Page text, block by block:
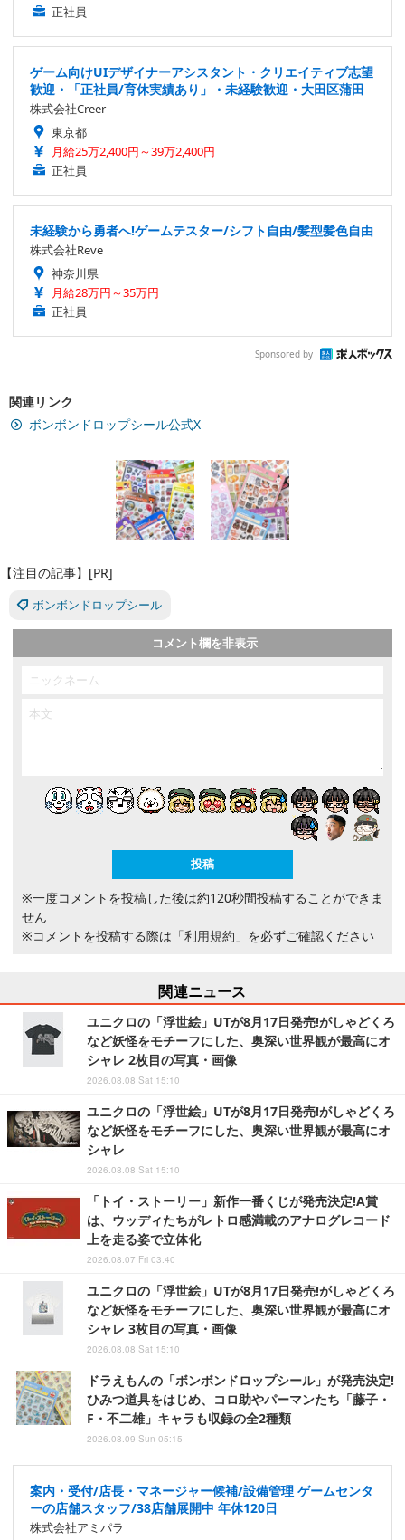
正社員
ゲーム向けUIデザイナーアシスタント・クリエイティブ志望
歓迎・「正社員/育休実績あり」・未経験歓迎・大田区蒲田
株式会社Creer
東京都
月給25万2,400円～39万2,400円
正社員
未経験から勇者へ!ゲームテスター/シフト自由/髪型髪色自由
株式会社Reve
神奈川県
月給28万円～35万円
正社員
Sponsored by
関連リンク
ボンボンドロップシール公式X
【注目の記事】[PR]
ボンボンドロップシール
コメント欄を非表示
※一度コメントを投稿した後は約120秒間投稿することができま
せん
※コメントを投稿する際は 「利用規約」 を必ずご確認ください
関連ニュース
ユニクロの「浮世絵」UTが8月17日発売!がしゃどくろ
など妖怪をモチーフにした、奥深い世界観が最高にオ
シャレ 2枚目の写真・画像
2026.08.08 Sat 15:10
ユニクロの「浮世絵」UTが8月17日発売!がしゃどくろ
など妖怪をモチーフにした、奥深い世界観が最高にオ
シャレ
2026.08.08 Sat 15:10
「トイ・ストーリー」新作一番くじが発売決定!A賞
は、ウッディたちがレトロ感満載のアナログレコード
上を走る姿で立体化
2026.08.07 Fri 03:40
ユニクロの「浮世絵」UTが8月17日発売!がしゃどくろ
など妖怪をモチーフにした、奥深い世界観が最高にオ
シャレ 3枚目の写真・画像
2026.08.08 Sat 15:10
ドラえもんの「ボンボンドロップシール」が発売決定!
ひみつ道具をはじめ、コロ助やパーマンたち「藤子・
F・不二雄」キャラも収録の全2種類
2026.08.09 Sun 05:15
案内・受付/店長・マネージャー候補/設備管理 ゲームセンタ
ーの店舗スタッフ/38店舗展開中 年休120日
株式会社アミパラ